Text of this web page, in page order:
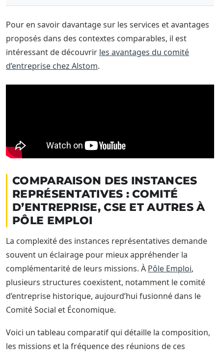
Pour en savoir davantage sur les services et avantages
proposés dans des contextes comparables, il est
intéressant de découvrir les avantages du comité
d’entreprise chez Alstom.
COMPARAISON DES INSTANCES
REPRÉSENTATIVES : COMITÉ
D’ENTREPRISE, CSE ET AUTRES À
PÔLE EMPLOI
La complexité des instances représentatives demande
souvent un éclairage pour mieux appréhender la
complémentarité de leurs missions. À Pôle Emploi,
plusieurs structures coexistent, notamment le comité
d’entreprise historique, aujourd’hui fusionné dans le
Comité Social et Économique.
Voici un tableau comparatif qui détaille la composition,
les missions et la fréquence des réunions de ces